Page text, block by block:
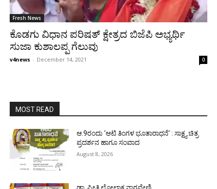
Fresh News
ಕೊಡಗು ವಿಧಾನ ಪರಿಷತ್ ಕ್ಷೇತ್ರದ ಬಿಜೆಪಿ ಅಭ್ಯರ್ಥಿ
ಸುಜಾ ಕುಶಾಲಪ್ಪ ಗೆಲುವು
v4news - December 14, 2021 0
MOST READ
ಆ.9ರಂದು ‘ಆಟಿ ತಿಂಗಳ ಭೂತಾರಾಧನೆ’ : ಸಾಕ್ಷ್ಯ ಚಿತ್ರ
ಪ್ರದರ್ಶನ ಹಾಗೂ ಸಂವಾದ
August 8, 2026